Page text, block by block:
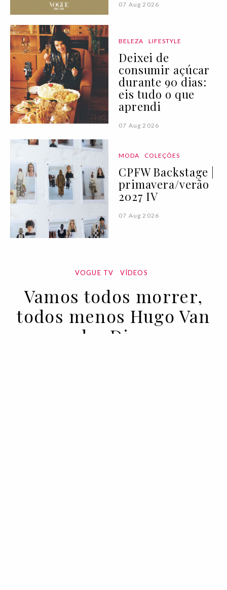
07 Aug 2026
BELEZA LIFESTYLE
Deixei de
consumir açúcar
durante 90 dias:
eis tudo o que
aprendi
07 Aug 2026
MODA COLEÇÕES
CPFW Backstage |
primavera/verão
2027 IV
07 Aug 2026
VOGUE TV VÍDEOS
Vamos todos morrer,
todos menos Hugo Van
der Ding